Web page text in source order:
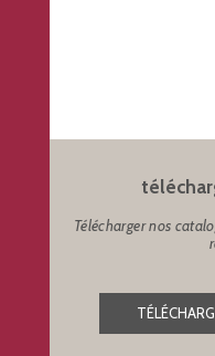
Télécharger nos